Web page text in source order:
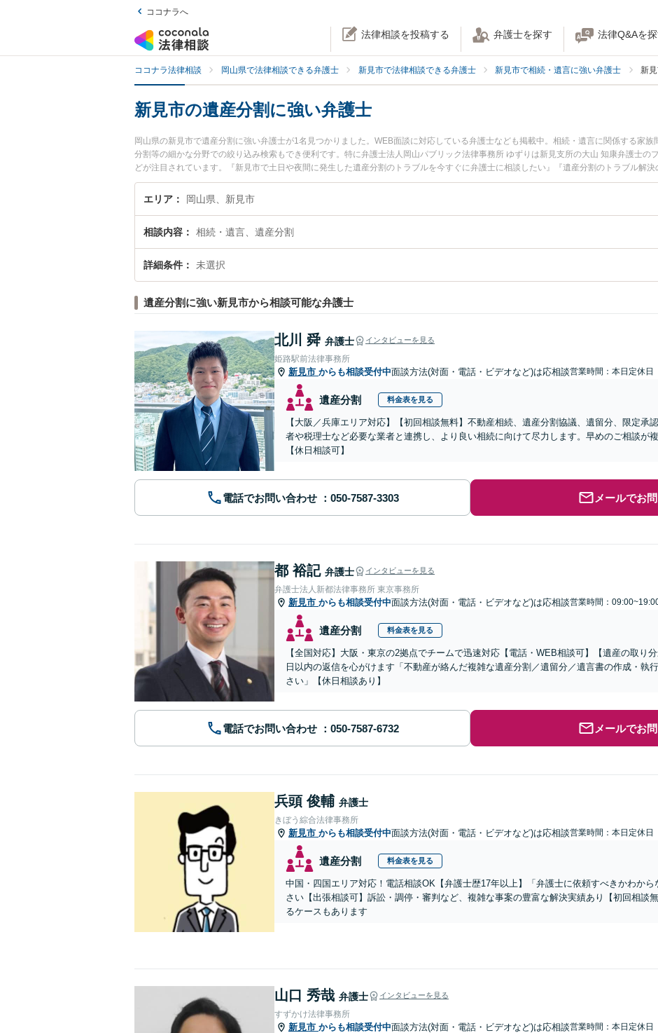
ココナラへ
法律相談を投稿する 弁護士を探す 法律Q&Aを
ココナラ法律相談 岡山県で法律相談できる弁護士 新見市で法律相談できる弁護士 新見市で相続・遺言に強い弁護士 新
新見市の遺産分割に強い弁護士
岡山県の新見市で遺産分割に強い弁護士が1名見つかりました。WEB面談に対応している弁護士なども掲載中。相続・遺言に関係する家
分割等の細かな分野での絞り込み検索もでき便利です。特に弁護士法人岡山パブリック法律事務所 ゆずりは新見支所の大山 知康弁護士の
どが注目されています。『新見市で土日や夜間に発生した遺産分割のトラブルを今すぐに弁護士に相談したい』『遺産分割のトラブル解
い』『初回相談無料で遺産分割を法律相談できる新見市内の弁護士に相談予約したい』などでお困りの相談者さんにおすすめです。
エリア 岡山県、新見市
相談内容 相続・遺言、遺産分割
詳細条件 未選択
遺産分割に強い新見市から相談可能な弁護士
北川 舜 弁護士 インタビューを見る
姫路駅前法律事務所
新見市 からも相談受付中面談方法(対面・電話・ビデオなど)は応相談営業時間：本日定休日
遺産分割 料金表を見る
【大阪／兵庫エリア対応】【初回相談無料】不動産相続、遺産分割協議、遺留分、限定承
者や税理士など必要な業者と連携し、より良い相続に向けて尽力します。早めのご相談が
【休日相談可】
電話でお問い合わせ メールでお
都 裕記 弁護士 インタビューを見る
弁護士法人新都法律事務所 東京事務所
新見市 からも相談受付中面談方法(対面・電話・ビデオなど)は応相談営業時間：
遺産分割 料金表を見る
【全国対応】大阪・東京の2拠点でチームで迅速対応【電話・WEB相談可】【遺産の取り
日以内の返信を心がけます「不動産が絡んだ複雑な遺産分割／遺留分／遺言書の作成・執
さい」【休日相談あり】
電話でお問い合わせ メールでお
兵頭 俊輔 弁護士
きぼう綜合法律事務所
新見市 からも相談受付中面談方法(対面・電話・ビデオなど)は応相談営業時間：本日定休日
遺産分割 料金表を見る
中国・四国エリア対応！電話相談OK【弁護士歴17年以上】「弁護士に依頼すべきかわか
さい【出張相談可】訴訟・調停・審判など、複雑な事案の豊富な解決実績あり【初回相談
るケースもあります
山口 秀哉 弁護士 インタビューを見る
すずかけ法律事務所
新見市 からも相談受付中面談方法(対面・電話・ビデオなど)は応相談営業時間：本日定休日